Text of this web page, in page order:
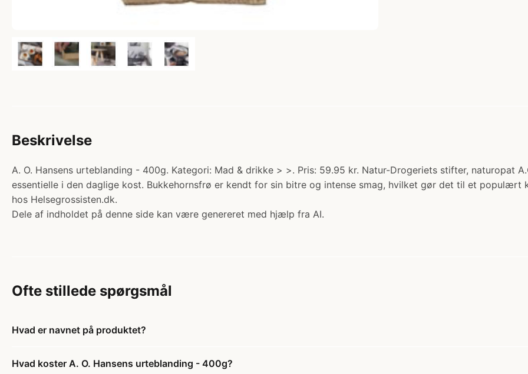
Beskrivelse
A. O. Hansens urteblanding - 400g. Kategori: Mad & drikke > >. Pris: 59.95 kr. Natur-Drogeriets stifter, naturopat
essentielle i den daglige kost. Bukkehornsfrø er kendt for sin bitre og intense smag, hvilket gør det til et
hos Helsegrossisten.dk.
Dele af indholdet på denne side kan være genereret med hjælp fra AI.
Ofte stillede spørgsmål
Hvad er navnet på produktet?
Hvad koster A. O. Hansens urteblanding - 400g?